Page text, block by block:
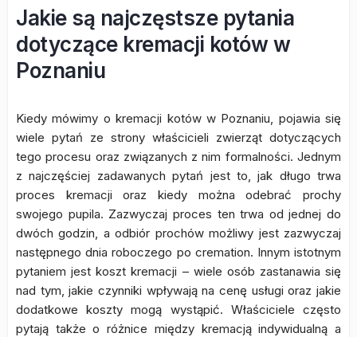
Jakie są najczęstsze pytania
dotyczące kremacji kotów w
Poznaniu
Kiedy mówimy o kremacji kotów w Poznaniu, pojawia się
wiele pytań ze strony właścicieli zwierząt dotyczących
tego procesu oraz związanych z nim formalności. Jednym
z najczęściej zadawanych pytań jest to, jak długo trwa
proces kremacji oraz kiedy można odebrać prochy
swojego pupila. Zazwyczaj proces ten trwa od jednej do
dwóch godzin, a odbiór prochów możliwy jest zazwyczaj
następnego dnia roboczego po cremation. Innym istotnym
pytaniem jest koszt kremacji – wiele osób zastanawia się
nad tym, jakie czynniki wpływają na cenę usługi oraz jakie
dodatkowe koszty mogą wystąpić. Właściciele często
pytają także o różnice między kremacją indywidualną a